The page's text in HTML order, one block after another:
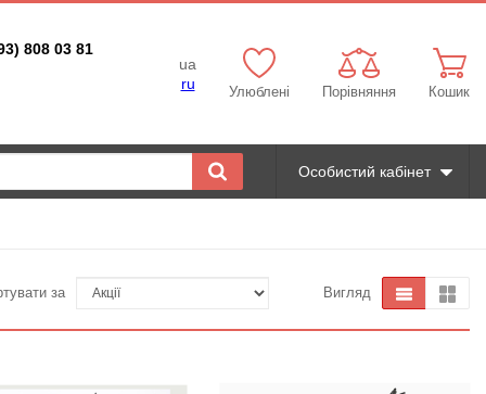
808 03 81
ua
ru
Улюблені Порівняння Кошик
Особистий кабінет
за Вигляд